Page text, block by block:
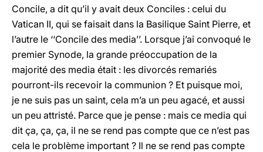
Concile, a dit qu’il y avait deux Conciles : celui du
Vatican II, qui se faisait dans la Basilique Saint Pierre, et
l’autre le ‘‘Concile des media’’. Lorsque j’ai convoqué le
premier Synode, la grande préoccupation de la
majorité des media était : les divorcés remariés
pourront-ils recevoir la communion ? Et puisque moi,
je ne suis pas un saint, cela m’a un peu agacé, et aussi
un peu attristé. Parce que je pense : mais ce media qui
dit ça, ça, ça, il ne se rend pas compte que ce n’est pas
cela le problème important ? Il ne se rend pas compte